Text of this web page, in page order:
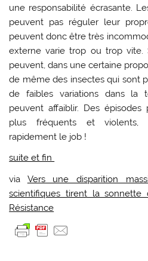
une responsabilité écrasante.
peuvent pas réguler leur
peuvent donc être très
externe varie trop ou trop vite.
peuvent, dans une certaine
de même des insectes qui sont
de faibles variations dans la
peuvent affaiblir. Des
plus fréquents et violents,
rapidement le job !
suite et fin
via Vers une disparition
scientifiques tirent la
Résistance